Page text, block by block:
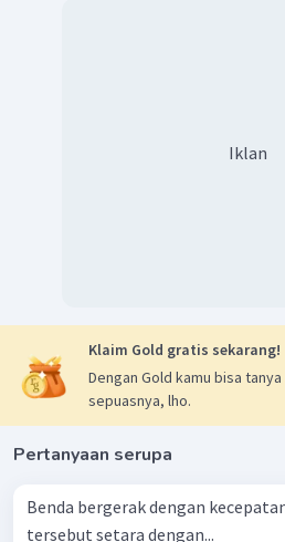
Iklan
Klaim Gold gratis sekarang!
Dengan Gold kamu bisa
sepuasnya, lho.
Pertanyaan serupa
Benda bergerak dengan
tersebut setara dengan...